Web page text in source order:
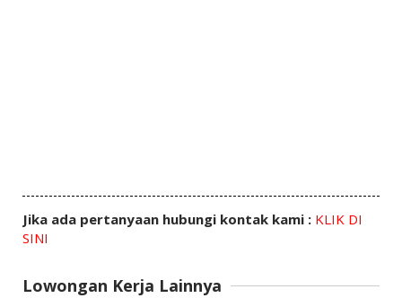
Jika ada pertanyaan hubungi kontak kami : KLIK DI
SINI
Lowongan Kerja Lainnya